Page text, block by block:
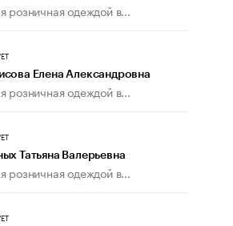
розничная одеждой в...
Елена Александровна
розничная одеждой в...
Татьяна Валерьевна
розничная одеждой в...